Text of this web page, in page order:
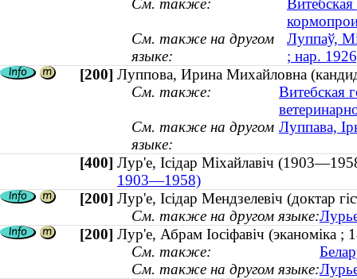
См. также:
См. также на другом
языке:
Луппаў,
; нар.
[200] Луппова, Ирина Михайловна
См. также:
Витебская
См. также на другом
языке:
Луппава,
[400] Лур'е, Ісідар Міхайлавіч
1903—1958)
[200] Лур'е, Ісідар Мендзелевіч (доктар
См. также на другом языке:
[200] Лур'е, Абрам Іосіфавіч (эканоміка
См. также:
См. также на другом языке: